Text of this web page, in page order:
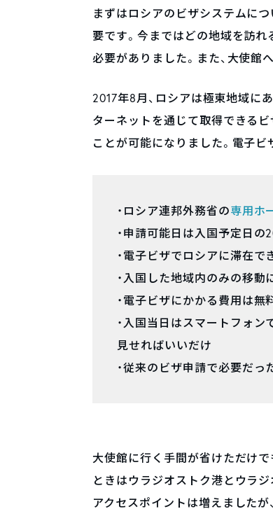
まずはロシアのビザシステムに
要です。今まではどの地域を訪れ
必要がありました。また、大使館
2017年8月、ロシアは極東地域に
ターネットを通じて取得できる
ことが可能になりました。電子ビ
・ロシア連邦外務省の専用ホ
・申請可能日は入国予定日の
・電子ビザでロシアに滞在で
・入国した地域内のみの移動
・電子ビザにかかる費用は無
・入国当日はスマートフォ
見せればいいだけ
・従来のビザ申請で必要だ
大使館に行く手間が省けただけで
ときはウラジオストク港とウラ
アクセスポイントは増えましたが